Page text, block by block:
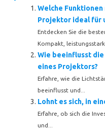
Welche
Projektor ideal für
Entdecken Sie die
Kompakt,
Wie beeinflusst
eines Projektors?
Erfahre, wie die
beeinflusst und...
Lohnt es sich, in
Erfahre, ob sich die
und...